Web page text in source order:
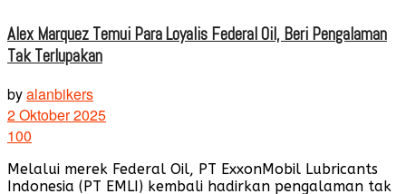
Alex Marquez Temui Para Loyalis Federal Oil, Beri Pengalaman
Tak Terlupakan
byalanbikers
2 Oktober 2025
100
Melalui merek Federal Oil, PT ExxonMobil Lubricants
Indonesia (PT EMLI) kembali hadirkan pengalaman tak